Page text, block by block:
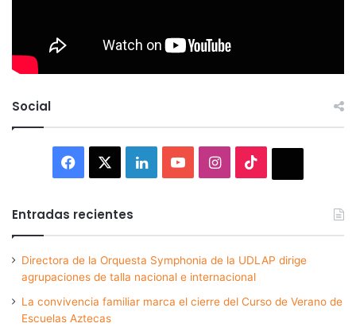
Social
Facebook LinkedInYouTubeInstagram
Entradas recientes
Directora de la Orquesta Symphonia de la UDLAP dirige
agrupaciones de talla nacional e internacional
La convivencia familiar marca el cierre del Curso de Verano de
Escuelas Aztecas